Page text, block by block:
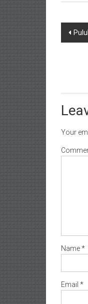
Your
Name*
Email *